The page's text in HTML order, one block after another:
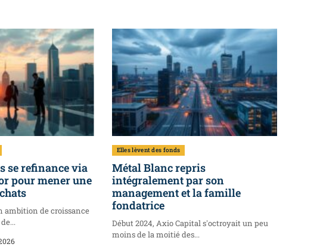
se refinance via
pour mener une
ambition de croissance
Elles lèvent des fonds
Métal Blanc repris
intégralement par son
management et la famille
fondatrice
Début 2024, Axio Capital s'octroyait un peu
moins de la moitié des...